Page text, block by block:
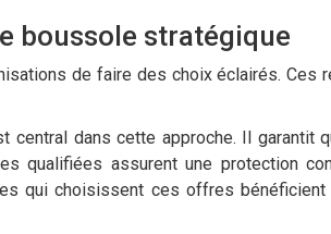
boussole stratégique
de faire des choix éclairés. Ces
central dans cette approche. Il garantit
qualifiées assurent une protection
qui choisissent ces offres bénéficient